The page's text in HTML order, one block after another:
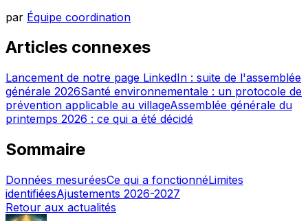
par Équipe coordination
Articles connexes
Lancement de notre page LinkedIn : suite de l'assemblée
générale 2026Santé environnementale : un protocole de
prévention applicable au villageAssemblée générale du
printemps 2026 : ce qui a été décidé
Sommaire
Données mesuréesCe qui a fonctionnéLimites
identifiéesAjustements 2026-2027
Retour aux actualités